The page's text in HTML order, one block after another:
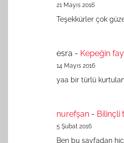
21 Mayıs 2016
Teşekkürler çok
esra - Kepeğin
14 Mayıs 2016
yaa bir türlü
nurefşan - Bilinçli
5 Şubat 2016
Ben bu sayfadan